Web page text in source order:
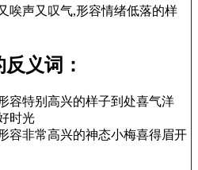
唉声又叹气,形容情绪低落的样
义词：
容特别高兴的样子到处喜气洋
时光
容非常高兴的神态小梅喜得眉开